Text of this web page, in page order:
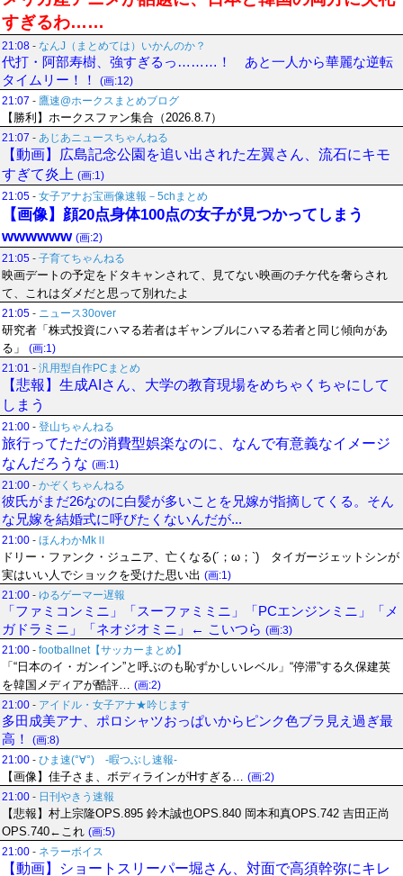
すぎるわ……
21:08 - なんJ（まとめては）いかんのか？
代打・阿部寿樹、強すぎるっ………！ あと一人から華麗な逆転
タイムリー！！
(画:12)
21:07 - 鷹速@ホークスまとめブログ
【勝利】ホークスファン集合（2026.8.7）
21:07 - あじあニュースちゃんねる
【動画】広島記念公園を追い出された左翼さん、流石にキモ
すぎて炎上 (画:1)
21:05 - 女子アナお宝画像速報－5chまとめ
【画像】顔20点身体100点の女子が見つかってしまう
wwwwww (画:2)
21:05 - 子育てちゃんねる
映画デートの予定をドタキャンされて、見てない映画のチケ代を奢らされ
て、これはダメだと思って別れたよ
21:05 - ニュース30over
研究者「株式投資にハマる若者はギャンブルにハマる若者と同じ傾向があ
る」
(画:1)
21:01 - 汎用型自作PCまとめ
【悲報】生成AIさん、大学の教育現場をめちゃくちゃにして
しまう
21:00 - 登山ちゃんねる
旅行ってただの消費型娯楽なのに、なんで有意義なイメージ
なんだろうな (画:1)
21:00 - かぞくちゃんねる
彼氏がまだ26なのに白髪が多いことを兄嫁が指摘してくる。そん
な兄嫁を結婚式に呼びたくないんだが...
21:00 - ほんわかMkⅡ
ドリー・ファンク・ジュニア、亡くなる(´；ω；`) タイガージェットシンが
実はいい人でショックを受けた思い出 (画:1)
21:00 - ゆるゲーマー遅報
「ファミコンミニ」「スーファミミニ」「PCエンジンミニ」「メ
ガドラミニ」「ネオジオミニ」← こいつら (画:3)
21:00 - footballnet【サッカーまとめ】
「“日本のイ・ガンイン”と呼ぶのも恥ずかしいレベル」“停滞”する久保建英
を韓国メディアが酷評… (画:2)
21:00 - アイドル・女子アナ★吟じます
多田成美アナ、ポロシャツおっぱいからピンク色ブラ見え過ぎ最
高！
(画:8)
21:00 - ひま速(°∀°) -暇つぶし速報-
【画像】佳子さま、ボディラインがHすぎる… (画:2)
21:00 - 日刊やきう速報
【悲報】村上宗隆OPS.895 鈴木誠也OPS.840 岡本和真OPS.742 吉田正尚
OPS.740←これ (画:5)
21:00 - ネラーボイス
【動画】ショートスリーパー堀さん、対面で高須幹弥にキレ